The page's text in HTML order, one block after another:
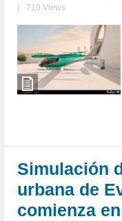
710 Views
Simulación
urbana de
comienza